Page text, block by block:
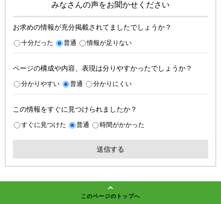
みなさんの声をお聞かせください
お求めの情報が充分掲載されてましたでしょうか？
十分だった 普通 情報が足りない
ページの構成や内容、表現は分りやすかったでしょうか？
分かりやすい 普通 分かりにくい
この情報をすぐに見つけられましたか？
すぐに見つけた 普通 時間がかかった
このページのトップへ